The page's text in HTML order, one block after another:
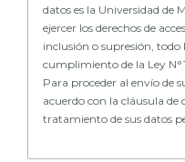
datos es la Universidad de
ejercer los derechos de
inclusión o supresión, todo
cumplimiento de la Ley
Para proceder al envío de
acuerdo con la cláusula
tratamiento de sus datos